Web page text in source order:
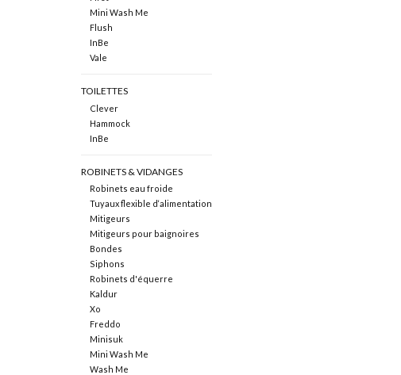
Mini Wash Me
Flush
InBe
Vale
TOILETTES
Clever
Hammock
InBe
ROBINETS & VIDANGES
Robinets eau froide
Tuyaux flexible d‘alimentation
Mitigeurs
Mitigeurs pour baignoires
Bondes
Siphons
Robinets d'équerre
Kaldur
Xo
Freddo
Minisuk
Mini Wash Me
Wash Me